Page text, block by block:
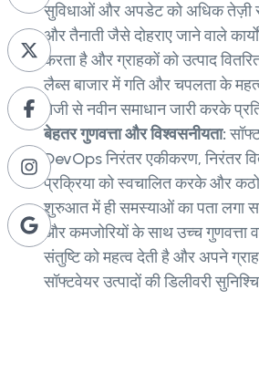
सुविधाओं और अपडेट को अधिक तेज़ी से
और तैनाती जैसे दोहराए जाने वाले
करता है और ग्राहकों को उत्पाद
लैब्स बाजार में गति और चपलता के
तेजी से नवीन समाधान जारी करके
बेहतर गुणवत्ता और विश्वसनीयता:
DevOps निरंतर एकीकरण, निरंतर
प्रक्रिया को स्वचालित करके और
शुरुआत में ही समस्याओं का पता लगा
और कमजोरियों के साथ उच्च गुणवत्ता
संतुष्टि को महत्व देती है और अपने
सॉफ्टवेयर उत्पादों की डिलीवरी